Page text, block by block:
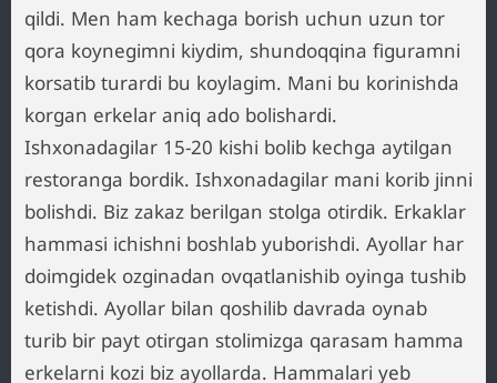
qildi. Men ham kechaga borish uchun uzun tor
qora koynegimni kiydim, shundoqqina figuramni
korsatib turardi bu koylagim. Mani bu korinishda
korgan erkelar aniq ado bolishardi.
Ishxonadagilar 15-20 kishi bolib kechga aytilgan
restoranga bordik. Ishxonadagilar mani korib jinni
bolishdi. Biz zakaz berilgan stolga otirdik. Erkaklar
hammasi ichishni boshlab yuborishdi. Ayollar har
doimgidek ozginadan ovqatlanishib oyinga tushib
ketishdi. Ayollar bilan qoshilib davrada oynab
turib bir payt otirgan stolimizga qarasam hamma
erkelarni kozi biz ayollarda. Hammalari yeb